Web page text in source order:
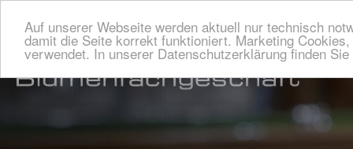
Auf unserer Webseite werden aktuell nur technisch
damit die Seite korrekt funktioniert. Marketing
verwendet. In unserer Datenschutzerklärung finden